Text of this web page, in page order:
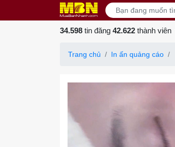
34.598 tin đăng 42.622 thành viên
Trang chủ In ấn quảng cáo